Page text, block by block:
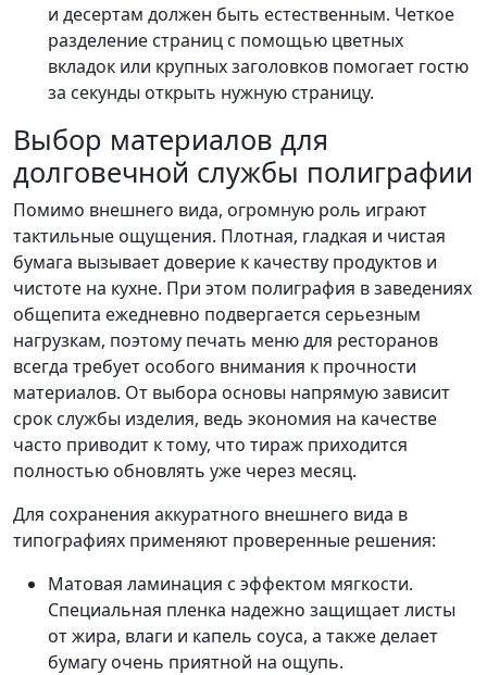
и десертам должен быть естественным. Четкое
разделение страниц с помощью цветных
вкладок или крупных заголовков помогает гостю
за секунды открыть нужную страницу.
Выбор материалов для
долговечной службы полиграфии
Помимо внешнего вида, огромную роль играют
тактильные ощущения. Плотная, гладкая и чистая
бумага вызывает доверие к качеству продуктов и
чистоте на кухне. При этом полиграфия в заведениях
общепита ежедневно подвергается серьезным
нагрузкам, поэтому печать меню для ресторанов
всегда требует особого внимания к прочности
материалов. От выбора основы напрямую зависит
срок службы изделия, ведь экономия на качестве
часто приводит к тому, что тираж приходится
полностью обновлять уже через месяц.
Для сохранения аккуратного внешнего вида в
типографиях применяют проверенные решения:
Матовая ламинация с эффектом мягкости.
Специальная пленка надежно защищает листы
от жира, влаги и капель соуса, а также делает
бумагу очень приятной на ощупь.